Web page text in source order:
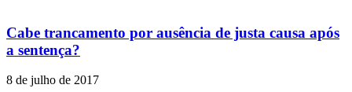
Cabe trancamento por ausência de justa causa após
a sentença?
8 de julho de 2017